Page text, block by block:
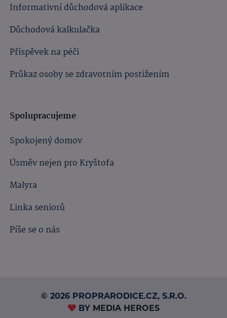
Informativní důchodová aplikace
Důchodová kalkulačka
Příspěvek na péči
Průkaz osoby se zdravotním postižením
Spolupracujeme
Spokojený domov
Úsměv nejen pro Kryštofa
Malyra
Linka seniorů
Píše se o nás
© 2026 PROPRARODICE.CZ, S.R.O.
BY MEDIA HEROES